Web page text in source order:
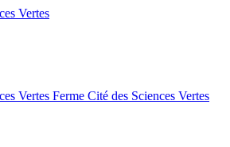
Ferme Cité des Sciences Vertes